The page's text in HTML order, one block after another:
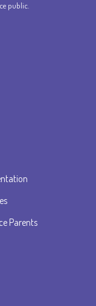
public.
Parents